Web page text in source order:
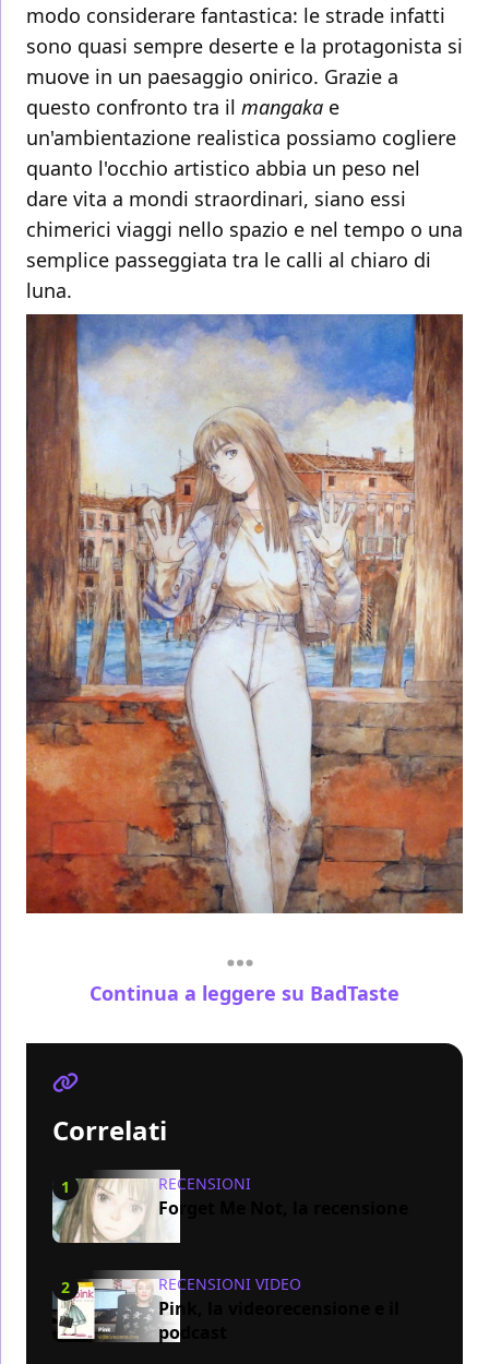
modo considerare fantastica: le strade infatti
sono quasi sempre deserte e la protagonista si
muove in un paesaggio onirico. Grazie a
questo confronto tra il mangaka e
un'ambientazione realistica possiamo cogliere
quanto l'occhio artistico abbia un peso nel
dare vita a mondi straordinari, siano essi
chimerici viaggi nello spazio e nel tempo o una
semplice passeggiata tra le calli al chiaro di
luna.
Continua a leggere su BadTaste
Correlati
1 RECENSIONI
Forget Me Not, la recensione
2 RECENSIONI VIDEO
Pink, la videorecensione e il
podcast